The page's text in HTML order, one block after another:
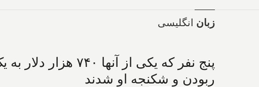
زبان انگلیسی
پنج نفر که یکی
ربودن و شکنجه او شدند